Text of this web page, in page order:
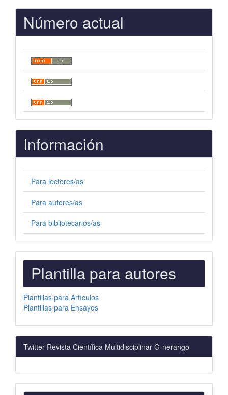
Número actual
Información
Para lectores/as
Para autores/as
Para bibliotecarios/as
PLANTILLAS
PARA
AUTORES
Plantilla para autores
Plantillas para Artículos
Plantillas para Ensayos
Twitter Revista Científica Multidisciplinar G-nerango